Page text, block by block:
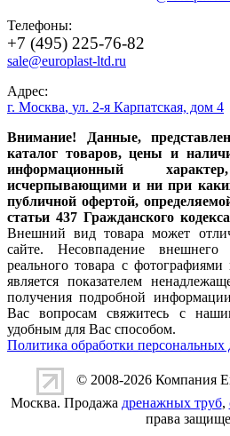
Телефоны:
+7 (495) 225-76-82
sale@europlast-ltd.ru
Адрес:
г. Москва, ул. 2-я Карпатская, дом 4
Внимание! Данные,
каталог товаров, цены и
информационный
исчерпывающими и ни при
публичной офертой,
статьи 437 Гражданского
Внешний вид товара может
сайте. Несовпадение
реального товара с
является показателем
получения подробной
Вас вопросам свяжитесь с
удобным для Вас способом.
Политика обработки
© 2008-2026 Компания
Москва. Продажа дренажных труб,
права